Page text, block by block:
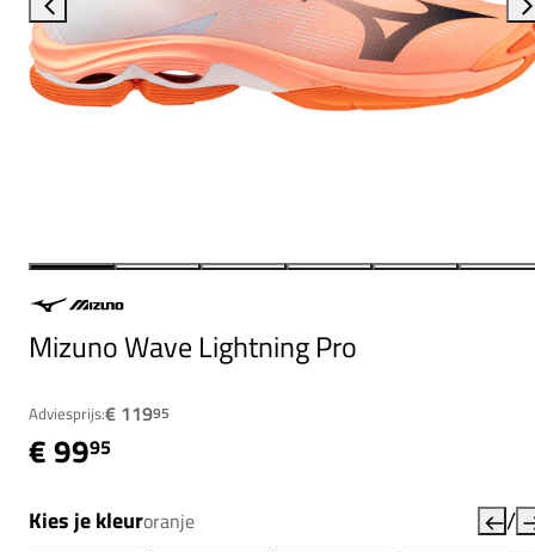
Mizuno Wave Lightning Pro
Adviesprijs:€ 11995
€ 9995
Kies je kleuroranje /